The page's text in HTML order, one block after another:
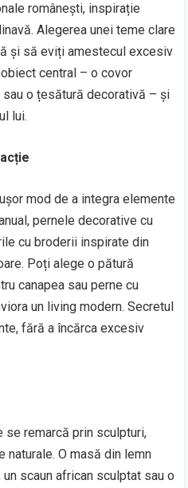
românești, inspirație
Alegerea unei teme clare
și să eviți amestecul excesiv
central – o covor
o țesătură decorativă – și
lui.
mod de a integra elemente
pernele decorative cu
cu broderii inspirate din
Poți alege o pătură
canapea sau perne cu
un living modern. Secretul
fără a încărca excesiv
remarcă prin sculpturi,
naturale. O masă din lemn
scaun african sculptat sau o